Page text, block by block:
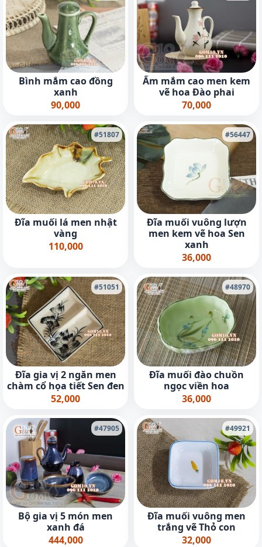
Bình mắm cao đồng
xanh
90,000
Ấm mắm cao men kem
vẽ hoa Đào phai
70,000
#51807
Đĩa muối lá men nhật
vàng
110,000
#56447
Đĩa muối vuông lượn
men kem vẽ hoa Sen
xanh
36,000
#51051
Đĩa gia vị 2 ngăn men
chàm cổ họa tiết Sen đen
52,000
#48970
Đĩa muối đào chuồn
ngọc viền hoa
36,000
#47905
Bộ gia vị 5 món men
xanh đá
444,000
#49921
Đĩa muối vuông men
trắng vẽ Thỏ con
32,000